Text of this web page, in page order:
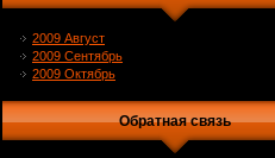
2009 Август
2009 Сентябрь
2009 Октябрь
Обратная связь